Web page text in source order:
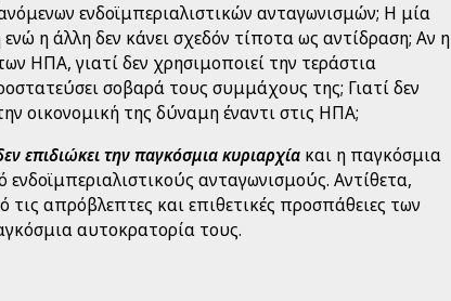
ενδοϊμπεριαλιστικών ανταγωνισμών; Η μία
η άλλη δεν κάνει σχεδόν τίποτα ως αντίδραση; Αν η
ΗΠΑ, γιατί δεν χρησιμοποιεί την τεράστια
σοβαρά τους συμμάχους της; Γιατί δεν
οικονομική της δύναμη έναντι στις ΗΠΑ;
επιδιώκει την παγκόσμια κυριαρχία και η παγκόσμια
ανταγωνισμούς. Αντίθετα,
τις απρόβλεπτες και επιθετικές προσπάθειες των
αυτοκρατορία τους.